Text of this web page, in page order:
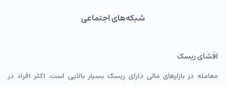
شبکه‌های اجتماعی
افشای ریسک
معامله در بازارهای مالی دارای ریسک بسیار بالایی است. اکثر افراد در